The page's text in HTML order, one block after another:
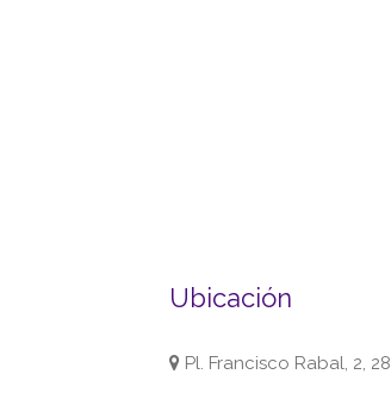
Ubicación
Pl. Francisco Rabal, 2,